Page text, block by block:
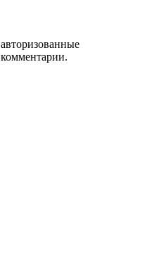
комментарии.